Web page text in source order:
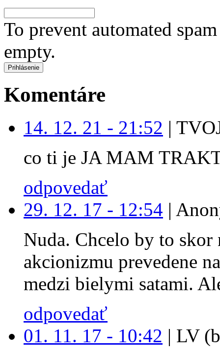
To prevent automated
empty.
Komentáre
14. 12. 21 - 21:52 |
co ti je JA MAM
odpovedať
29. 12. 17 - 12:54 |
Nuda. Chcelo by to
akcionizmu prevedene
medzi bielymi satami.
odpovedať
01. 11. 17 - 10:42 | LV